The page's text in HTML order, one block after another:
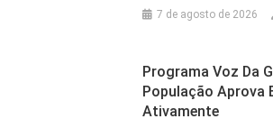
7 de agosto de 2026
Programa Voz Da
População Aprova
Ativamente